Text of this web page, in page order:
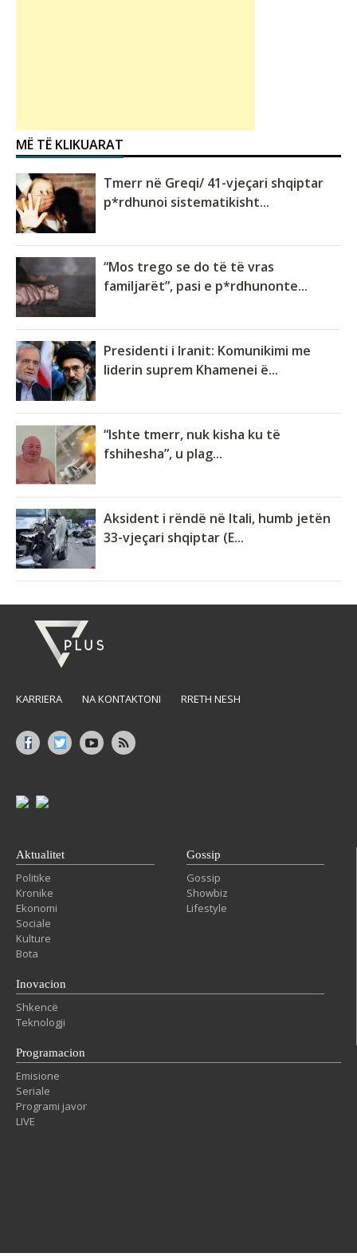
MË TË KLIKUARAT
Tmerr në Greqi/ 41-vjeçari shqiptar
p*rdhunoi sistematikisht...
“Mos trego se do të të vras
familjarët”, pasi e p*rdhunonte...
Presidenti i Iranit: Komunikimi me
liderin suprem Khamenei ë...
“Ishte tmerr, nuk kisha ku të
fshihesha”, u plag...
Aksident i rëndë në Itali, humb jetën
33-vjeçari shqiptar (E...
KARRIERA NA KONTAKTONI RRETH NESH
Aktualitet
Politike
Kronike
Ekonomi
Sociale
Kulture
Bota
Gossip
Gossip
Showbiz
Lifestyle
Inovacion
Shkencë
Teknologji
Programacion
Emisione
Seriale
Programi javor
LIVE